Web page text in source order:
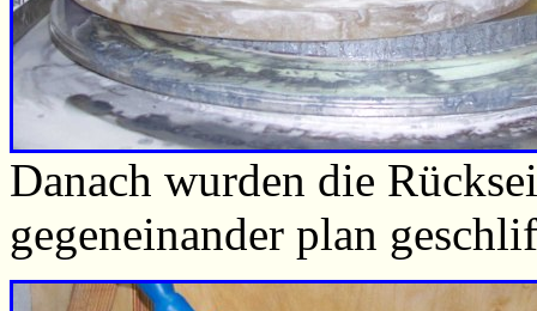
Danach wurden die
gegeneinander plan